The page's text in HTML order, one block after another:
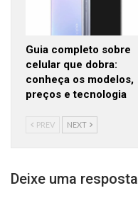
Guia completo sobre
celular que dobra:
conheça os modelos,
preços e tecnologia
PREV NEXT
Deixe uma resposta